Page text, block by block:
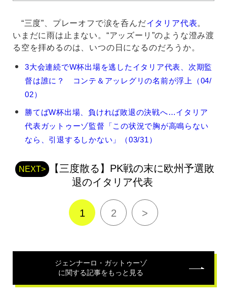
“三度”、プレーオフで涙を呑んだイタリア代表。
いまだに雨は止まない。“アッズーリ”のような澄み渡
る空を拝めるのは、いつの日になるのだろうか。
ジ
ロ・
ー
ゾ
3大会連続でW杯出場を逃したイタリア代表、次期監
督は誰に？ コンテ＆アッレグリの名前が浮上（04/
02）
勝てばW杯出場、負ければ敗退の決戦へ…イタリア
代表ガットゥーゾ監督「この状況で胸が高鳴らない
なら、引退するしかない」（03/31）
NEXT>
【三度散る】PK戦の末に欧州予選敗
退のイタリア代表
1 2 >
ジェンナーロ・ガットゥーゾ
に関する記事をもっと見る